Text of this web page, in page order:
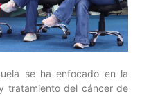
se ha enfocado en la
tratamiento del cáncer de